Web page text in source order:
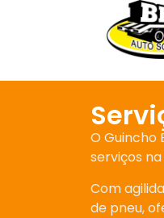
O Guincho
serviços
Com
de pneu,